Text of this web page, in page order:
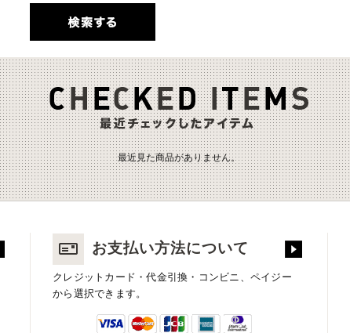
最近見た商品がありません。
お支払い方法について
クレジットカード・代金引換・コンビニ、ペイジー
から選択できます。